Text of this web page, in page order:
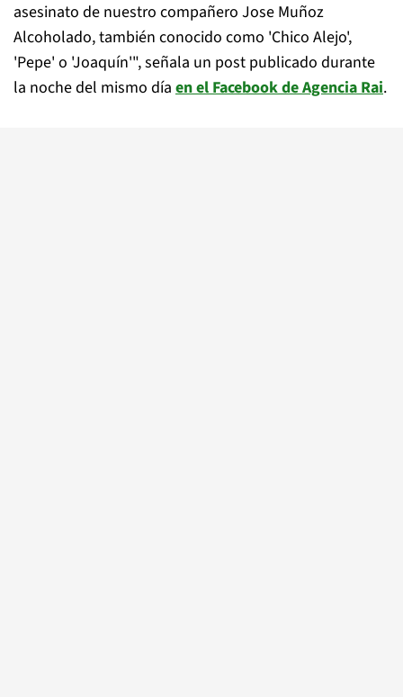
asesinato de nuestro compañero Jose Muñoz
Alcoholado, también conocido como 'Chico Alejo',
'Pepe' o 'Joaquín'", señala un post publicado durante
la noche del mismo día en el Facebook de Agencia Rai.